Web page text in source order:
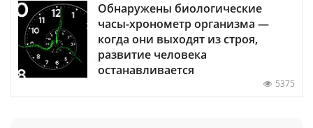
Обнаружены биологические
часы-хронометр организма —
когда они выходят из строя,
развитие человека
останавливается
5375